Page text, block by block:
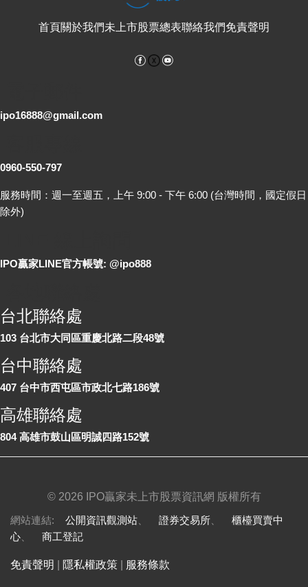
首頁關於我們未上市股票總表聯絡我們免責聲明
Facebook
ipo16888@gmail.com
0960-550-797
服務時間：週一至週五，上午 9:00 - 下午 6:00 (台灣時間，國定假日
除外)
IPO贏家LINE官方帳號: @ipo888
台北聯絡處
103 台北市大同區重慶北路二段48號
台中聯絡處
407 台中市西屯區市政北七路186號
高雄聯絡處
804 高雄市鼓山區明誠四路152號
© 2026 IPO贏家未上市股票資訊網 版權所有
網站連結: 公開資訊觀測站 證券交易所
櫃檯買賣中
心
商工登記
免責聲明 隱私權政策 服務條款